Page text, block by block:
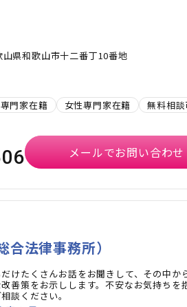
山県和歌山市十二番丁10番地
門家在籍 女性専門家在籍 無料相談
メールでお問い合わせ
法律事務所）
けたくさんお話をお聞きして、その中か
善策をお示しします。不安なお気持ちを
談ください。